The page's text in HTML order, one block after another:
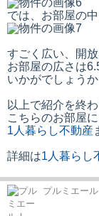
では、お部屋の
すごく広い、開
お部屋の広さは
いかがでしょうか
以上で紹介を終わ
こちらのお部屋
1人暮らし不動産
詳細は1人暮らし
プルミエー